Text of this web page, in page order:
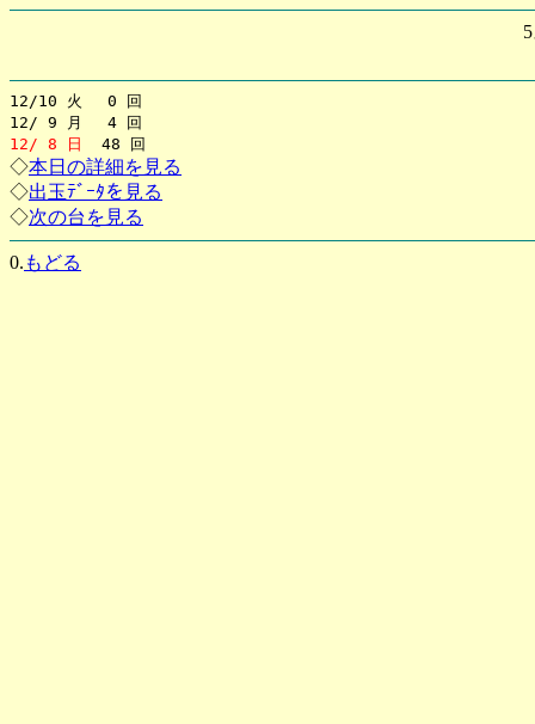
12/10 火 0 回
12/ 9 月 4 回
12/ 8 日
48 回
◇本日の詳細を見る
◇出玉ﾃﾞｰﾀを見る
◇次の台を見る
0. もどる